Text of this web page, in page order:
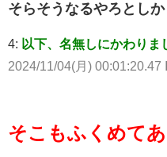
そらそうなるやろとしか
4: 以下、名無しにかわり
2024/11/04(月) 00:01:20.47
そこもふくめて